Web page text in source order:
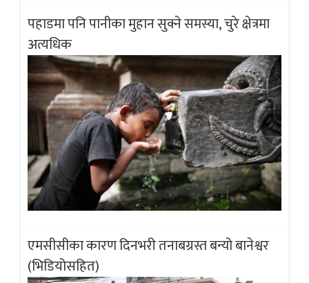
पहाडमा पनि पानीका मुहान सुक्ने समस्या, चुरे क्षेत्रमा
अत्यधिक
एमसीसीका कारण दिनभरी तनाबग्रस्त बन्यो बानेश्वर
(भिडियोसहित)